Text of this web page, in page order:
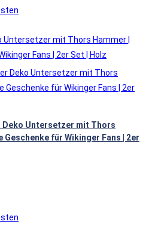
Deko Untersetzer mit Thors
Geschenke für Wikinger Fans | 2er